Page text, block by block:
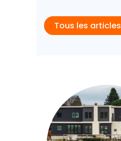
Tous les articles